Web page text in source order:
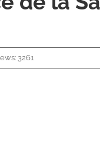
3261